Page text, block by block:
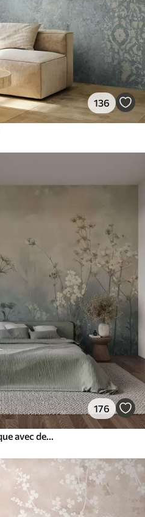
136
176